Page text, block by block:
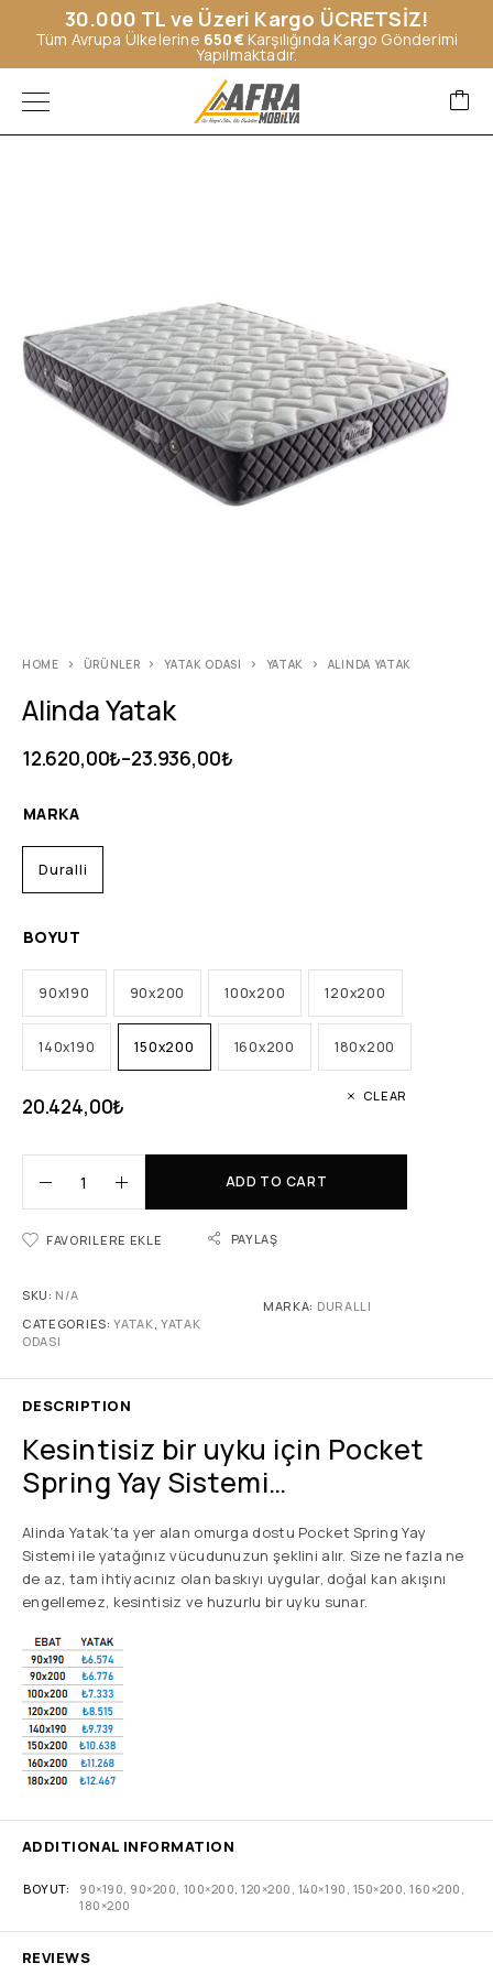
30.000 TL ve Üzeri Kargo ÜCRETSİZ!
Tüm Avrupa Ülkelerine 650€Karşılığında Kargo Gönderimi
Yapılmaktadır.
HOME ÜRÜNLER YATAK ODASI YATAK ALINDA YATAK
Alinda Yatak
12.620,00₺–23.936,00₺
MARKA
Duralli
BOYUT
90x190 90x200 100x200 120x200
140x190 150x200 160x200 180x200
CLEAR
20.424,00₺
ADD TO CART
FAVORILERE EKLE PAYLAŞ
SKU: N/A
CATEGORIES:YATAK,YATAK
ODASI
MARKA: DURALLI
DESCRIPTION
Kesintisiz bir uyku için Pocket
Spring Yay Sistemi…
Alinda Yatak’ta yer alan omurga dostu Pocket Spring Yay
Sistemi ile yatağınız vücudunuzun şeklini alır. Size ne fazla ne
de az, tam ihtiyacınız olan baskıyı uygular, doğal kan akışını
engellemez, kesintisiz ve huzurlu bir uyku sunar.
ADDITIONAL INFORMATION
BOYUT
90×190, 90×200, 100×200, 120×200, 140×190, 150×200, 160×200,
180×200
REVIEWS